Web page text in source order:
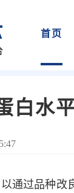
首页
白水
通过品种改